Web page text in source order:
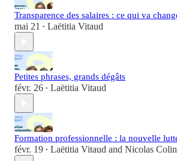
Transparence des salaires : ce qui va
mai 21 • Laëtitia Vitaud
Petites phrases, grands dégâts
févr. 26 • Laëtitia Vitaud
Formation professionnelle : la nouvelle
févr. 19 • Laëtitia Vitaud and Nicolas Colin